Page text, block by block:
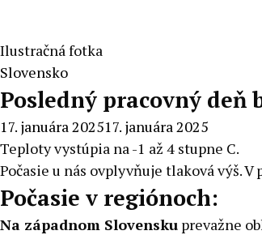
Ilustračná fotka
Slovensko
Posledný pracovný deň
17. januára 202517. januára 2025
Teploty vystúpia na -1 až 4 stupne C.
Počasie u nás ovplyvňuje tlaková výš.
Počasie v regiónoch:
Na západnom Slovensku prevažne